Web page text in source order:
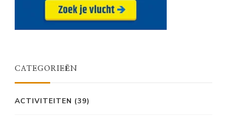
CATEGORIEËN
ACTIVITEITEN (39)